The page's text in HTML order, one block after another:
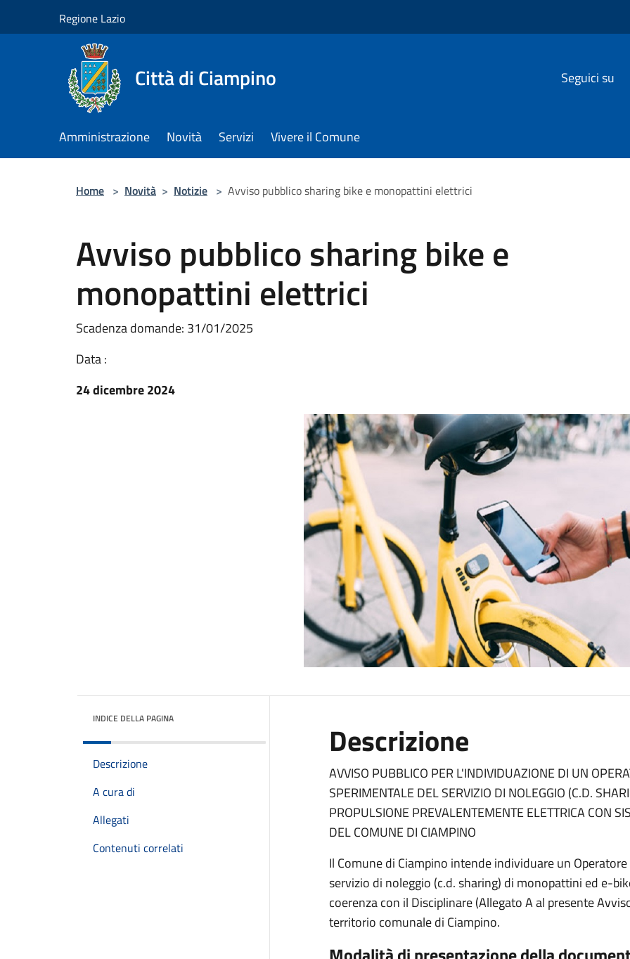
Regione Lazio
Città di Ciampino Seguici su
Amministrazione Novità Servizi Vivere il Comune
Home > Novità > Notizie > Avviso pubblico sharing bike e monopattini elettrici
Avviso pubblico sharing bike e
monopattini elettrici
Scadenza domande: 31/01/2025
Data :
24 dicembre 2024
INDICE DELLA PAGINA
Descrizione
A cura di
Allegati
Contenuti correlati
Descrizione
AVVISO PUBBLICO PER L'INDIVIDUAZIONE DI UN
SPERIMENTALE DEL SERVIZIO DI NOLEGGIO (C.D.
PROPULSIONE PREVALENTEMENTE ELETTRICA CON
DEL COMUNE DI CIAMPINO
Il Comune di Ciampino intende individuare un
servizio di noleggio (c.d. sharing) di monopattini ed e-
coerenza con il Disciplinare (Allegato A al presente
territorio comunale di Ciampino.